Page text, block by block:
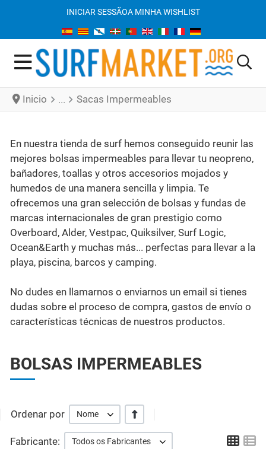
INICIAR SESSÃOA MINHA WISHLIST
Inicio Sacas Impermeables
En nuestra tienda de surf hemos conseguido reunir las
mejores bolsas impermeables para llevar tu neopreno,
bañadores, toallas y otros accesorios mojados y
humedos de una manera sencilla y limpia. Te
ofrecemos una gran selección de bolsas y fundas de
marcas internacionales de gran prestigio como
Overboard, Alder, Vestpac, Quiksilver, Surf Logic,
Ocean&Earth y muchas más... perfectas para llevar a la
playa, piscina, barcos y camping.
No dudes en llamarnos o enviarnos un email si tienes
dudas sobre el proceso de compra, gastos de envío o
características técnicas de nuestros productos.
BOLSAS IMPERMEABLES
Ordenar por Nome +/-
Fabricante: Todos os Fabricantes Grid